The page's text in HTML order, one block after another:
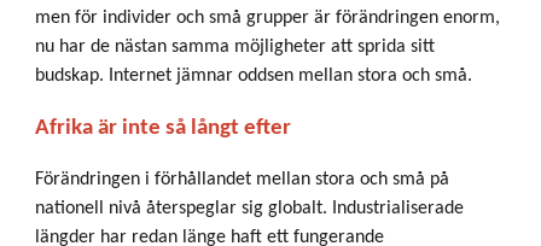
men för individer och små grupper är förändringen enorm,
nu har de nästan samma möjligheter att sprida sitt
budskap. Internet jämnar oddsen mellan stora och små.
Afrika är inte så långt efter
Förändringen i förhållandet mellan stora och små på
nationell nivå återspeglar sig globalt. Industrialiserade
längder har redan länge haft ett fungerande